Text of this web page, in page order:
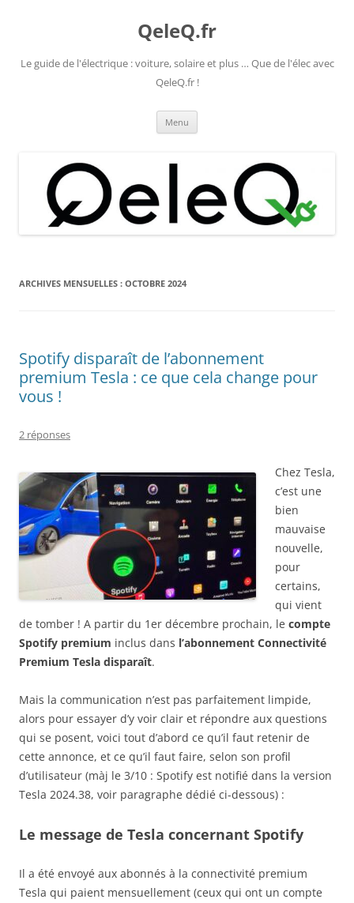
QeleQ.fr
Le guide de l'électrique : voiture, solaire et plus … Que de l'élec avec
QeleQ.fr !
Menu
ARCHIVES MENSUELLES : OCTOBRE 2024
Spotify disparaît de l’abonnement
premium Tesla : ce que cela change pour
vous !
2 réponses
Chez Tesla,
c’est une
bien
mauvaise
nouvelle,
pour
certains,
qui vient
de tomber ! A partir du 1er décembre prochain, le compte
Spotify premium inclus dans l’abonnement Connectivité
Premium Tesla disparaît.
Mais la communication n’est pas parfaitement limpide,
alors pour essayer d’y voir clair et répondre aux questions
qui se posent, voici tout d’abord ce qu’il faut retenir de
cette annonce, et ce qu’il faut faire, selon son profil
d’utilisateur (màj le 3/10 : Spotify est notifié dans la version
Tesla 2024.38, voir paragraphe dédié ci-dessous) :
Le message de Tesla concernant Spotify
Il a été envoyé aux abonnés à la connectivité premium
Tesla qui paient mensuellement (ceux qui ont un compte